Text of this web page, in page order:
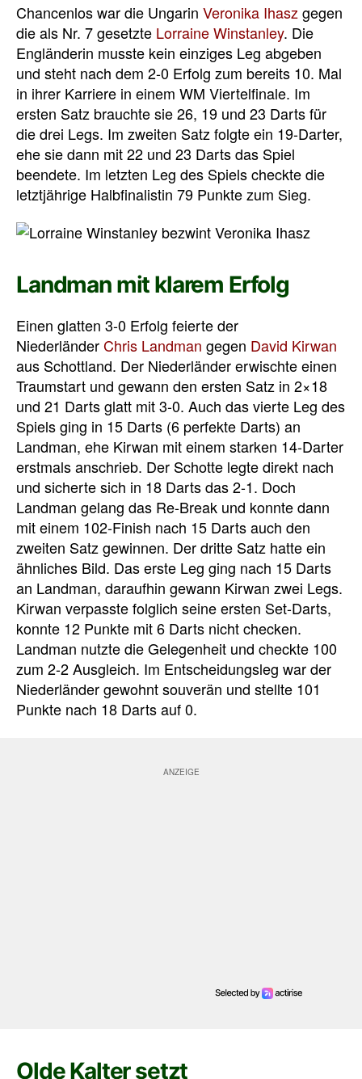
Chancenlos war die Ungarin Veronika Ihasz gegen
die als Nr. 7 gesetzte Lorraine Winstanley. Die
Engländerin musste kein einziges Leg abgeben
und steht nach dem 2-0 Erfolg zum bereits 10. Mal
in ihrer Karriere in einem WM Viertelfinale. Im
ersten Satz brauchte sie 26, 19 und 23 Darts für
die drei Legs. Im zweiten Satz folgte ein 19-Darter,
ehe sie dann mit 22 und 23 Darts das Spiel
beendete. Im letzten Leg des Spiels checkte die
letztjährige Halbfinalistin 79 Punkte zum Sieg.
Landman mit klarem Erfolg
Einen glatten 3-0 Erfolg feierte der
NiederländerChris Landman gegen David Kirwan
aus Schottland. Der Niederländer erwischte einen
Traumstart und gewann den ersten Satz in 2×18
und 21 Darts glatt mit 3-0. Auch das vierte Leg des
Spiels ging in 15 Darts (6 perfekte Darts) an
Landman, ehe Kirwan mit einem starken 14-Darter
erstmals anschrieb. Der Schotte legte direkt nach
und sicherte sich in 18 Darts das 2-1. Doch
Landman gelang das Re-Break und konnte dann
mit einem 102-Finish nach 15 Darts auch den
zweiten Satz gewinnen. Der dritte Satz hatte ein
ähnliches Bild. Das erste Leg ging nach 15 Darts
an Landman, daraufhin gewann Kirwan zwei Legs.
Kirwan verpasste folglich seine ersten Set-Darts,
konnte 12 Punkte mit 6 Darts nicht checken.
Landman nutzte die Gelegenheit und checkte 100
zum 2-2 Ausgleich. Im Entscheidungsleg war der
Niederländer gewohnt souverän und stellte 101
Punkte nach 18 Darts auf 0.
Olde Kalter setzt